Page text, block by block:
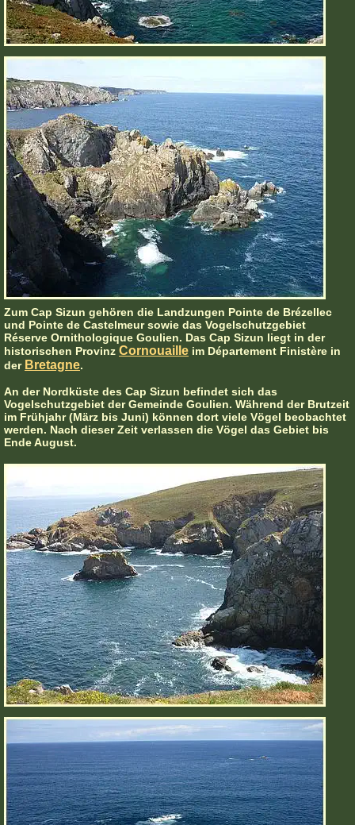
Zum Cap Sizun gehören die Landzungen Pointe de Brézellec
und Pointe de Castelmeur sowie das Vogelschutzgebiet
Réserve Ornithologique Goulien. Das Cap Sizun liegt in der
historischen Provinz Cornouaille im Département Finistère in
der Bretagne.
An der Nordküste des Cap Sizun befindet sich das
Vogelschutzgebiet der Gemeinde Goulien. Während der Brutzeit
im Frühjahr (März bis Juni) können dort viele Vögel beobachtet
werden. Nach dieser Zeit verlassen die Vögel das Gebiet bis
Ende August.